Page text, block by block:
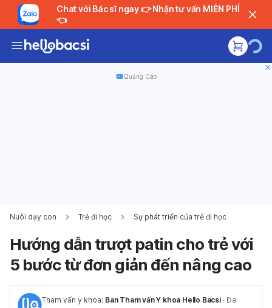
Chat với Bác sĩ ngay 👉 Nhận tư vấn MIỄN PHÍ
👈
Quảng Cáo
Nuôi dạy con Trẻ đi học Sự phát triển của trẻ đi học
Hướng dẫn trượt patin cho trẻ với
5 bước từ đơn giản đến nâng cao
Tham vấn y khoa: Ban Tham vấn Y khoa Hello Bacsi ·Đa